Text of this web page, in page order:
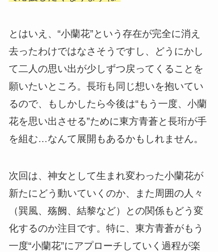
とはいえ、“小蘭花”という存在が完全に消え
去ったわけではなさそうですし、どうにかし
て二人の思い出が少しずつ戻ってくることを
願いたいところ。長珩も同じ想いを抱いてい
るので、もしかしたら今後は“もう一度、小蘭
花を思い出させる”ために東方青蒼と長珩が手
を組む…なんて展開もあるかもしれません。
次回は、神女として生まれ変わった小蘭花が
新たにどう動いていくのか、また周囲の人々
（巽風、殇阙、結黎など）との関係もどう変
化するのか注目です。特に、東方青蒼がもう
一度“小蘭花”にアプローチしていく過程が楽